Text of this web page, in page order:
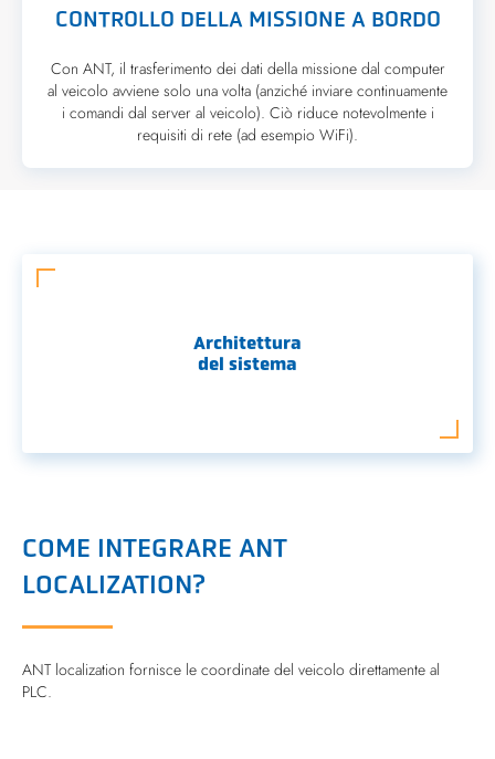
CONTROLLO DELLA MISSIONE A BORDO
Con ANT, il trasferimento dei dati della missione dal computer
al veicolo avviene solo una volta (anziché inviare continuamente
i comandi dal server al veicolo). Ciò riduce notevolmente i
requisiti di rete (ad esempio WiFi).
COME INTEGRARE ANT
LOCALIZATION?
ANT localization fornisce le coordinate del veicolo direttamente al
PLC.
Architettura
del sistema